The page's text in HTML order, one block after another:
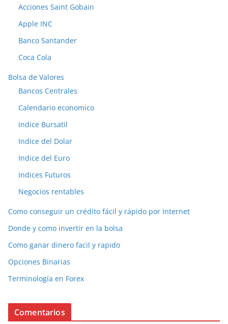
Acciones Saint Gobain
Apple INC
Banco Santander
Coca Cola
Bolsa de Valores
Bancos Centrales
Calendario economico
Indice Bursatil
Indice del Dolar
Indice del Euro
Indices Futuros
Negocios rentables
Como conseguir un crédito fácil y rápido por Internet
Donde y como invertir en la bolsa
Como ganar dinero facil y rapido
Opciones Binarias
Terminología en Forex
Comentarios